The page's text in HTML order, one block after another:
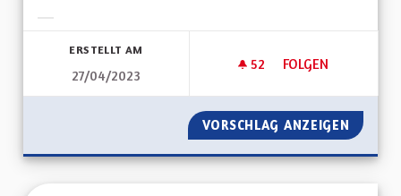
ERSTELLT AM
27/04/2023
52 52 FOLLOWER
FOLGEN
L'INDÉPENDANCE
VORSCHLAG ANZEIGEN